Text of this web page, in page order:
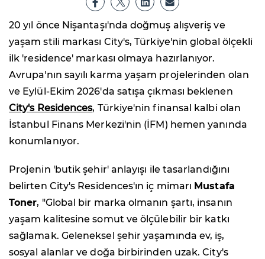
20 yıl önce Nişantaşı'nda doğmuş alışveriş ve
yaşam stili markası City's, Türkiye'nin global ölçekli
ilk 'residence' markası olmaya hazırlanıyor.
Avrupa'nın sayılı karma yaşam projelerinden olan
ve Eylül-Ekim 2026'da satışa çıkması beklenen
City's Residences, Türkiye'nin finansal kalbi olan
İstanbul Finans Merkezi'nin (İFM) hemen yanında
konumlanıyor.
Projenin 'butik şehir' anlayışı ile tasarlandığını
belirten City's Residences'ın iç mimarı Mustafa
Toner, "Global bir marka olmanın şartı, insanın
yaşam kalitesine somut ve ölçülebilir bir katkı
sağlamak. Geleneksel şehir yaşamında ev, iş,
sosyal alanlar ve doğa birbirinden uzak. City's